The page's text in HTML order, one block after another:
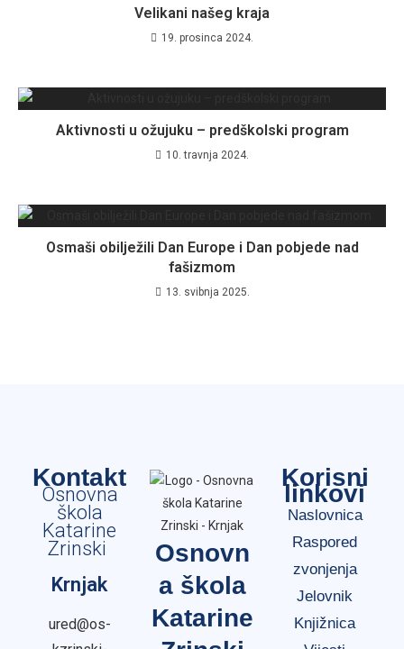
Velikani našeg kraja
19. prosinca 2024.
Aktivnosti u ožujuku – predškolski program
10. travnja 2024.
Osmaši obilježili Dan Europe i Dan pobjede nad
fašizmom
13. svibnja 2025.
Kontakt
Osnovna
škola
Katarine
Zrinski
Krnjak
ured@os-
Osnovn
a škola
Katarine
Korisni
linkovi
Naslovnica
Raspored
zvonjenja
Jelovnik
Knjižnica